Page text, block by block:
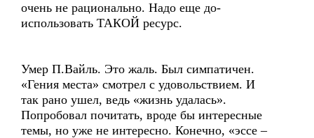
очень не рационально. Надо еще до-
использовать ТАКОЙ ресурс.
Умер П.Вайль. Это жаль. Был симпатичен.
«Гения места» смотрел с удовольствием. И
так рано ушел, ведь «жизнь удалась».
Попробовал почитать, вроде бы интересные
темы, но уже не интересно. Конечно, «эссе –